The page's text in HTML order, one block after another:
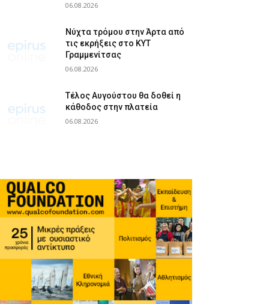
06.08.2026
Νύχτα τρόμου στην Άρτα από
τις εκρήξεις στο ΚΥΤ
Γραμμενίτσας
06.08.2026
Τέλος Αυγούστου θα δοθεί η
κάθοδος στην πλατεία
06.08.2026